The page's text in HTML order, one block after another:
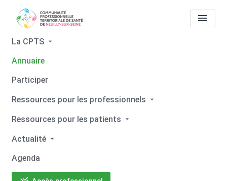
La CPTS
Annuaire
Participer
Ressources pour les professionnels
Ressources pour les patients
Actualité
Agenda
Tous les professionnels de
Evelyne SAINT-PRIX
Tous les professionnels de santé